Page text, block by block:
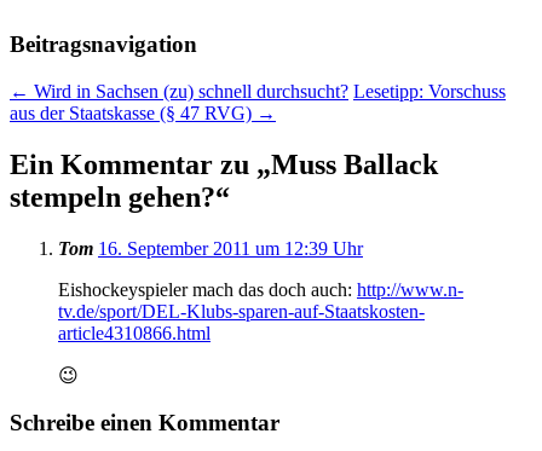
Beitragsnavigation
← Wird in Sachsen (zu) schnell durchsucht? Lesetipp: Vorschuss
aus der Staatskasse (§ 47 RVG) →
Ein Kommentar zu „Muss Ballack
stempeln gehen?“
Tom 16. September 2011 um 12:39 Uhr
Eishockeyspieler mach das doch auch: http://www.n-
tv.de/sport/DEL-Klubs-sparen-auf-Staatskosten-
article4310866.html
😉
Schreibe einen Kommentar